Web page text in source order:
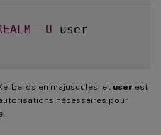
- U user
en majuscules, et user est
nécessaires pour